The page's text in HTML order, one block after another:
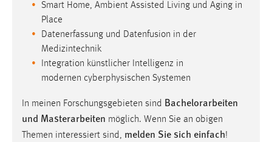
Smart Home, Ambient Assisted Living und Aging in
Place
Datenerfassung und Datenfusion in der
Medizintechnik
Integration künstlicher Intelligenz in
modernen cyberphysischen Systemen
In meinen Forschungsgebieten sind Bachelorarbeiten
und Masterarbeiten möglich. Wenn Sie an obigen
Themen interessiert sind, melden Sie sich einfach!